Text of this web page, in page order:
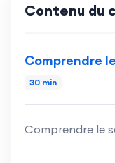
Contenu du
Comprendre
30 min
Comprendre le